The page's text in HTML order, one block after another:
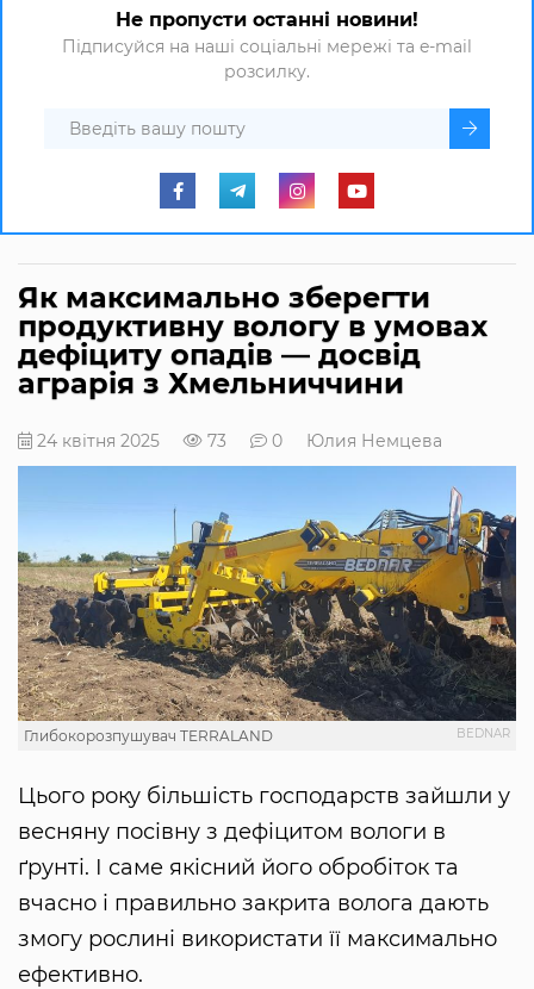
Не пропусти останні новини!
Підписуйся на наші соціальні мережі та e-mail
розсилку.
Як максимально зберегти
продуктивну вологу в умовах
дефіциту опадів — досвід
аграрія з Хмельниччини
24 квітня 2025 73 0 Юлия Немцева
BEDNAR
Глибокорозпушувач TERRALAND
Цього року більшість господарств зайшли у
весняну посівну з дефіцитом вологи в
ґрунті. І саме якісний його обробіток та
вчасно і правильно закрита волога дають
змогу рослині використати її максимально
ефективно.